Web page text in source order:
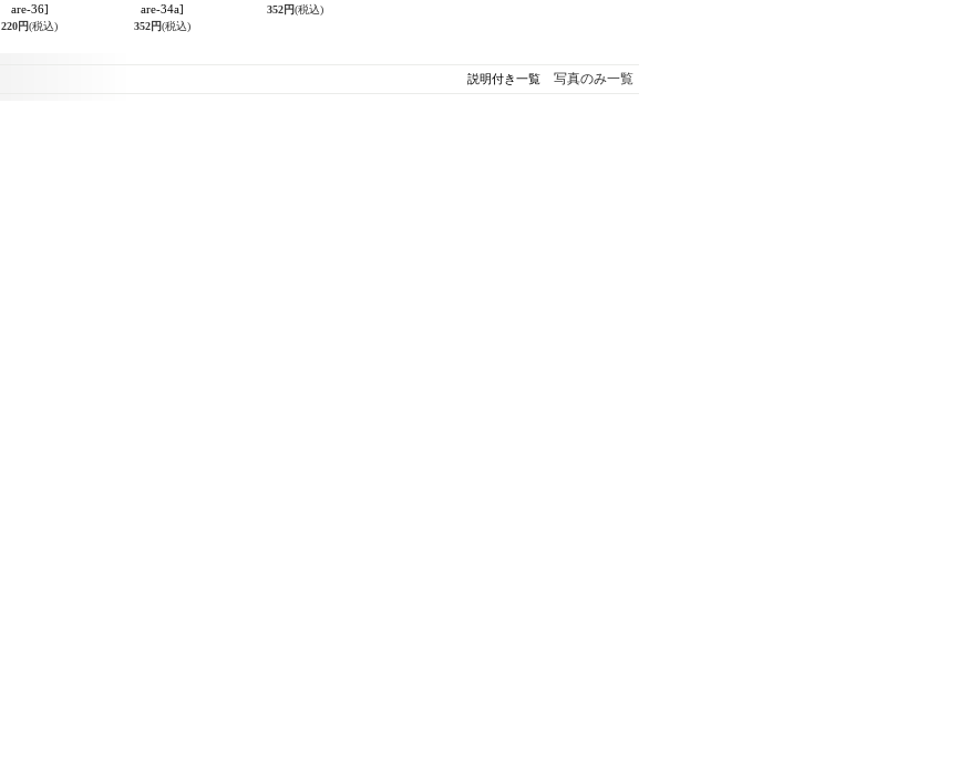
are-36]
220円(税込)
are-34a]
352円(税込)
352円(税込)
説明付き一覧写真のみ一覧